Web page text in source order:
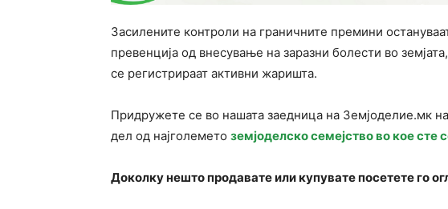
Засилените контроли на граничните премини
превенција од внесување на заразни болести во
се регистрираат активни жаришта.
Придружете се во нашата заедница на Земјоделие.мк на
дел од најголемето земјоделско семејство во кое сте
Доколку нешто продавате или купувате посетете го